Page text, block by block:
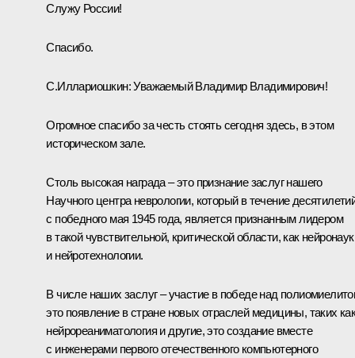
Служу России!
Спасибо.
С.Иллариошкин:Уважаемый Владимир Владимирович!
Огромное спасибо за честь стоять сегодня здесь, в этом
историческом зале.
Столь высокая награда – это признание заслуг нашего
Научного центра неврологии, который в течение
с победного мая 1945 года, является признанным лидером
в такой чувствительной, критической области, как
и нейротехнологии.
В числе наших заслуг – участие в победе над
это появление в стране новых отраслей медицины, таких
нейрореаниматология и другие, это создание вместе
с инженерами первого отечественного компьютерного